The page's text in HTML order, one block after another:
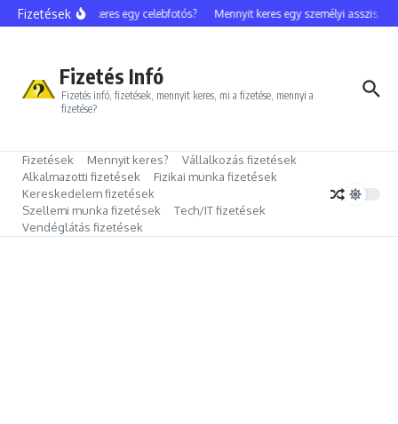
Ugrás a tartalomhoz
FizetésekMennyit keres egy celebfotós? Mennyit keres egy személyi
Fizetés Infó
Fizetés infó, fizetések, mennyit keres, mi a fizetése, mennyi a
fizetése?
Fizetések Mennyit keres?
Vállalkozás fizetések
Alkalmazotti fizetések
Fizikai munka fizetések
Kereskedelem fizetések
Szellemi munka fizetések
Tech/IT fizetések
Vendéglátás fizetések